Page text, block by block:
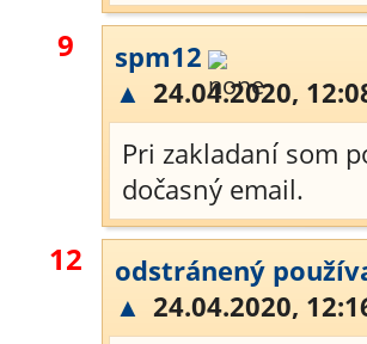
9
spm12
▲ 24.04.2020,
Pri zakladaní som
dočasný email.
12
odstránený
▲ 24.04.2020,